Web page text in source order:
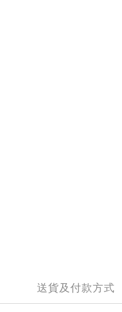
送貨及付款方式